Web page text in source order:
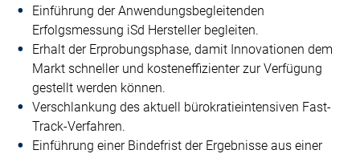
Einführung der Anwendungsbegleitenden
Erfolgsmessung iSd Hersteller begleiten.
Erhalt der Erprobungsphase, damit Innovationen dem
Markt schneller und kosteneffizienter zur Verfügung
gestellt werden können.
Verschlankung des aktuell bürokratieintensiven Fast-
Track-Verfahren.
Einführung einer Bindefrist der Ergebnisse aus einer